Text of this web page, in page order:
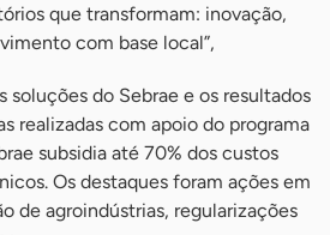
que transformam: inovação,
com base local”,
soluções do Sebrae e os resultados
realizadas com apoio do programa
subsidia até 70% dos custos
Os destaques foram ações em
de agroindústrias, regularizações